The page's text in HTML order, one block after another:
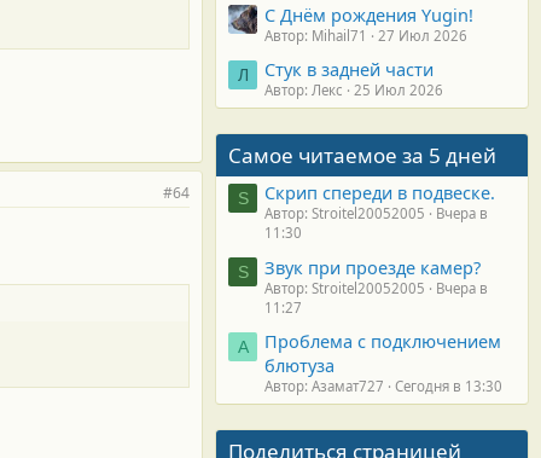
#64
С Днём рождения Yugin!
Автор: Mihail71 27 Июл 2026
Л Стук в задней части
Автор: Лекс 25 Июл 2026
Самое читаемое за 5 дней
S Скрип спереди в подвеске.
Автор: Stroitel20052005
Вчера в
11:30
S Звук при проезде камер?
Автор: Stroitel20052005
Вчера в
11:27
А
Проблема с подключением
блютуза
Автор: Азамат727 Сегодня в 13:30
Поделиться страницей